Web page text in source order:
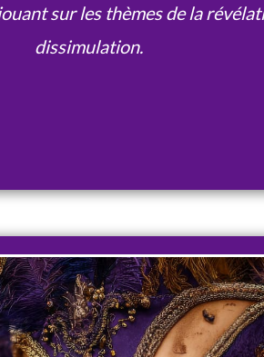
sur les thèmes de la
dissimulation.